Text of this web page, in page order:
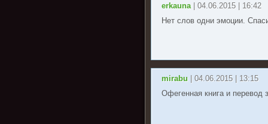
erkauna | 04.06.2015 | 16:42
Нет слов одни эмоции.
mirabu | 04.06.2015 | 13:15
Офегенная книга и